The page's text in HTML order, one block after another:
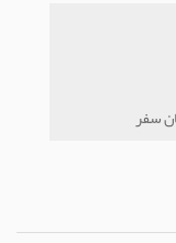
سفر